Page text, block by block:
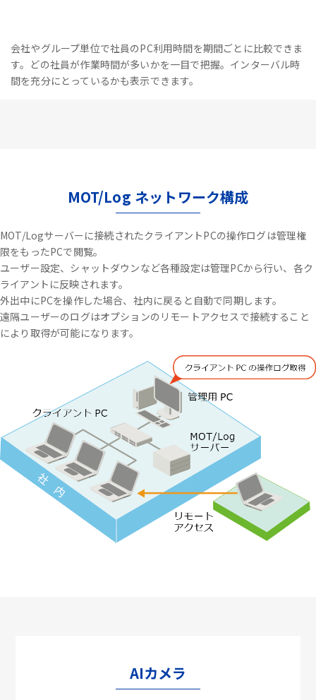
会社やグループ単位で社員のPC利用時間を期間ごとに比較できま
す。どの社員が作業時間が多いかを一目で把握。インターバル時
間を充分にとっているかも表示できます。
MOT/Log ネットワーク構成
MOT/Logサーバーに接続されたクライアントPCの操作ログは管理権
限をもったPCで閲覧。
ユーザー設定、シャットダウンなど各種設定は管理PCから行い、各ク
ライアントに反映されます。
外出中にPCを操作した場合、社内に戻ると自動で同期します。
遠隔ユーザーのログはオプションのリモートアクセスで接続すること
により取得が可能になります。
AIカメラ